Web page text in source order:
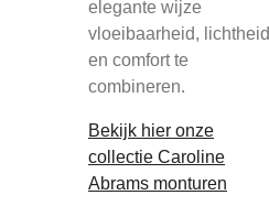
elegante wijze
vloeibaarheid, lichtheid
en comfort te
combineren.
Bekijk hier onze
collectie Caroline
Abrams monturen